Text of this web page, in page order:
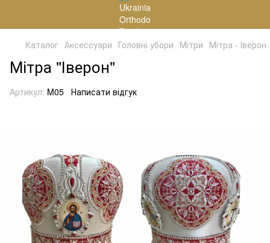
Каталог Аксессуари Головні убори Мітри Мітра - Іверон
Мітра "Іверон"
Артикул: M05 Написати відгук